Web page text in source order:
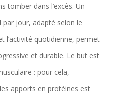
tomber dans l’excès. Un
par jour, adapté selon le
l’activité quotidienne, permet
et durable. Le but est
: pour cela,
apports en protéines est